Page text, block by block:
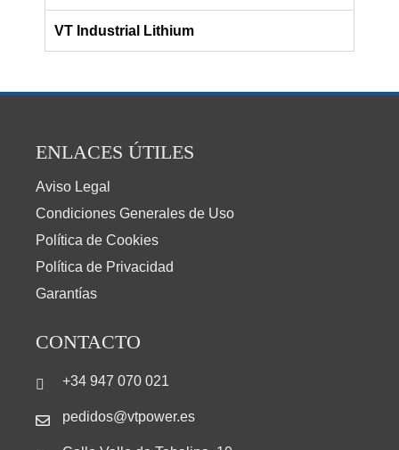
VT Industrial Lithium
ENLACES ÚTILES
Aviso Legal
Condiciones Generales de Uso
Política de Cookies
Política de Privacidad
Garantías
CONTACTO
+34 947 070 021
pedidos@vtpower.es